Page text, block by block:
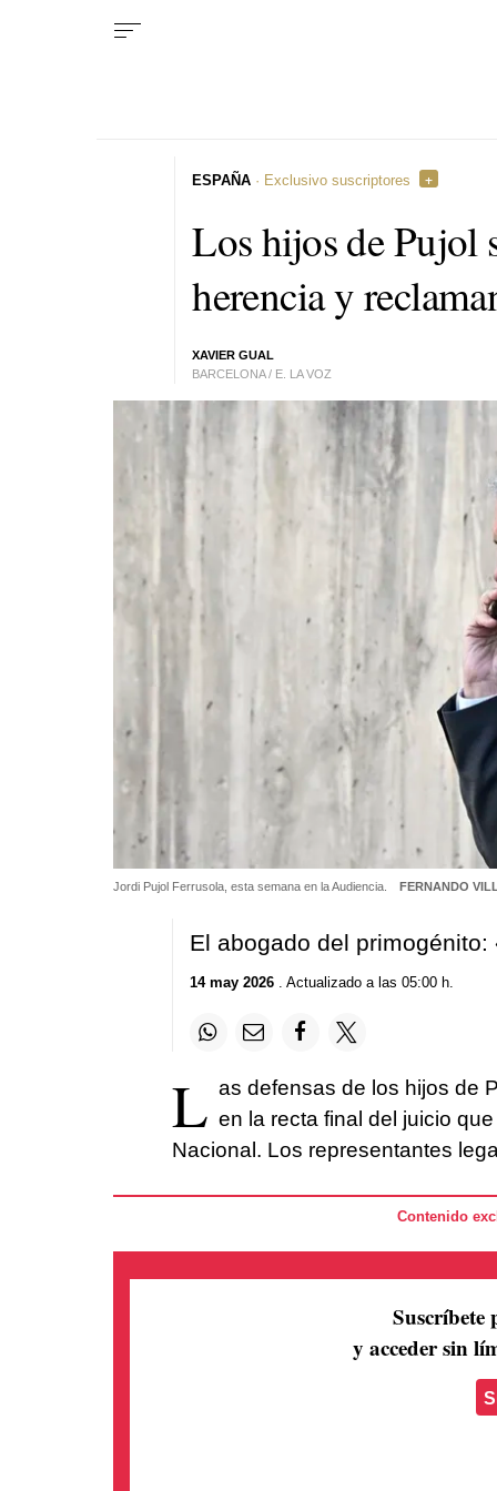
Los hijos de Pujol
herencia y
XAVIER GUAL
BARCELONA / E. LA VOZ
ESPAÑA · Exclusivo suscriptores
Jordi Pujol Ferrusola, esta semana en la Audiencia. FERNANDO
El abogado del
14 may 2026. Actualizado a las 05:00 h.
L as defensas de los hijos de
en la recta final del juicio
Nacional. Los representantes
Contenido
Suscríbete
y acceder sin